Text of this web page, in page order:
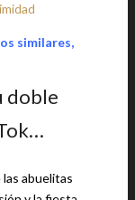
similares,
doble
abuelitas